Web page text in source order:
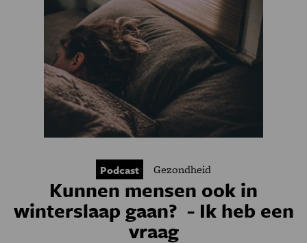
Podcast Gezondheid
Kunnen mensen ook in
winterslaap gaan? - Ik heb een
vraag